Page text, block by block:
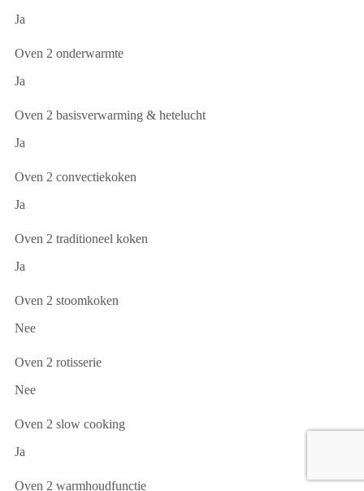
Ja
Oven 2 onderwarmte
Ja
Oven 2 basisverwarming & hetelucht
Ja
Oven 2 convectiekoken
Ja
Oven 2 traditioneel koken
Ja
Oven 2 stoomkoken
Nee
Oven 2 rotisserie
Nee
Oven 2 slow cooking
Ja
Oven 2 warmhoudfunctie